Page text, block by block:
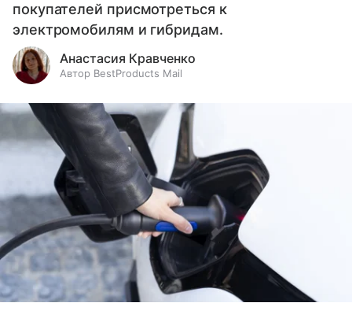
покупателей присмотреться к
электромобилям и гибридам.
Анастасия Кравченко
Автор BestProducts Mail